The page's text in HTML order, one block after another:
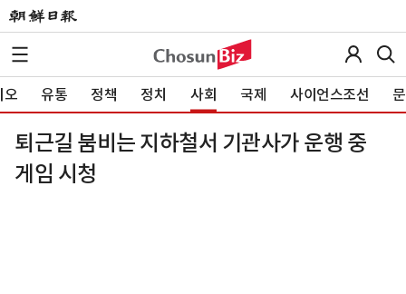
오 유통 정책 정치 사회 국제 사이언스조선
퇴근길 붐비는 지하철서 기관사가 운행 중
게임 시청